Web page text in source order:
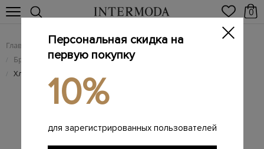
0
Главная Женщинам / Женская одежда
/ Брендовые женские рубашки
/ Хлопковая рубашка с баской из вуали и технического джерси
Персональная скидка на
первую покупку
10%
для зарегистрированных пользователей